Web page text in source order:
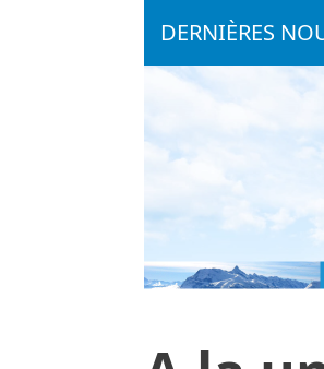
DERNIÈRES